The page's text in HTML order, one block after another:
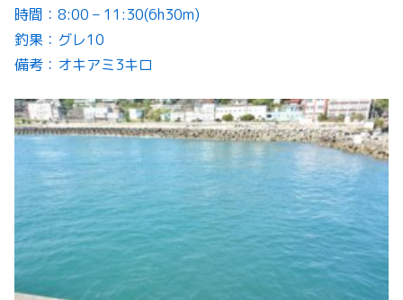
時間：8:00 – 11:30(6h30m)
釣果：グレ10
備考：オキアミ3キロ